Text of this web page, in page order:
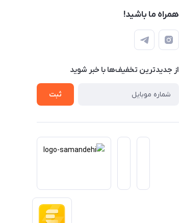
همراه ما باشید!
از جدید‌ترین تخفیف‌ها با‌ خبر شوید
ثبت